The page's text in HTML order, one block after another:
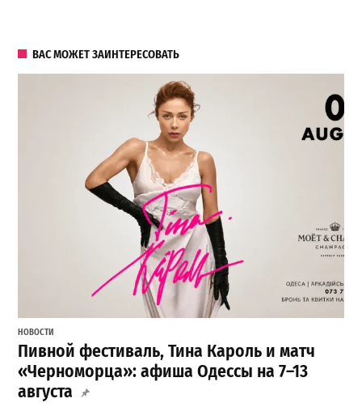
ВАС МОЖЕТ ЗАИНТЕРЕСОВАТЬ
НОВОСТИ
Пивной фестиваль, Тина Кароль и матч
«Черноморца»: афиша Одессы на 7–13
августа